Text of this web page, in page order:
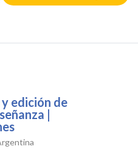
edición de
|